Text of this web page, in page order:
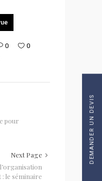
DEMANDER UN DEVIS
0 0
pour
Next Page
: le séminaire